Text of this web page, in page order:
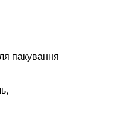
пакування